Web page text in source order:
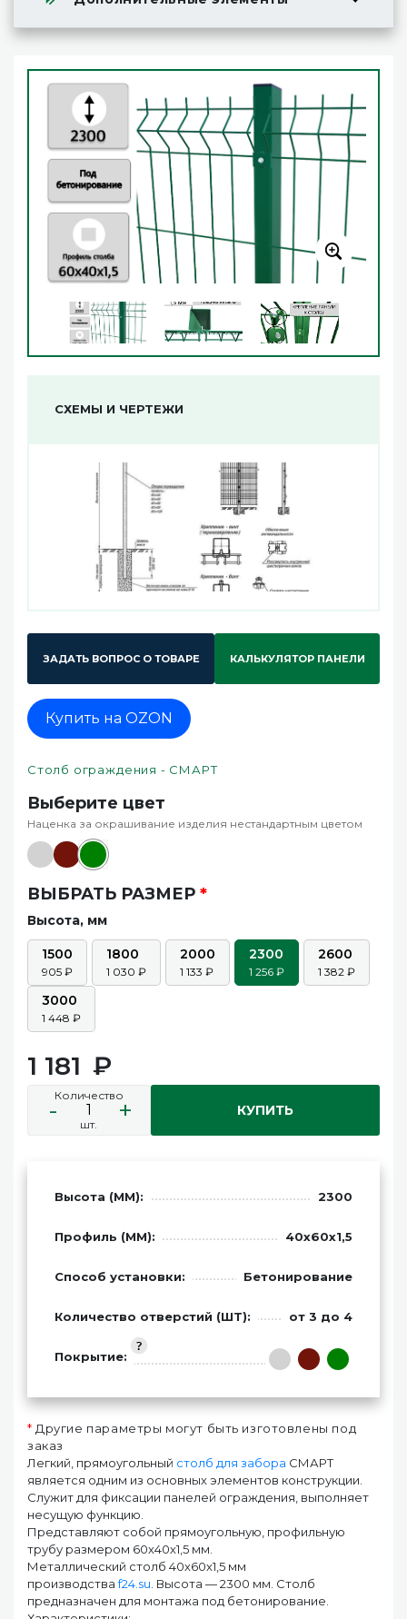
СХЕМЫ И ЧЕРТЕЖИ
ЗАДАТЬ ВОПРОС О ТОВАРЕ КАЛЬКУЛЯТОР ПАНЕЛИ
Купить на OZON
Столб ограждения - СМАРТ
Выберите цвет
Наценка за окрашивание изделия нестандартным цветом
ВЫБРАТЬ РАЗМЕР *
Высота, мм
1500
905
1800
1 030
2000
1 133
2300
1 256
2600
1 382
3000
1 448
1 181
Количество
- +
шт.
КУПИТЬ
Высота (ММ): 2300
Профиль (ММ): 40х60х1,5
Способ установки: Бетонирование
Количество отверстий (ШТ): от 3 до 4
Покрытие:
* Другие параметры могут быть изготовлены под
заказ
Легкий, прямоугольный столб для забора СМАРТ
является одним из основных элементов конструкции.
Служит для фиксации панелей ограждения, выполняет
несущую функцию.
Представляют собой прямоугольную, профильную
трубу размером 60х40х1,5 мм.
Металлический столб 40х60х1,5 мм
производстваf24.su . Высота — 2300 мм. Столб
предназначен для монтажа под бетонирование.